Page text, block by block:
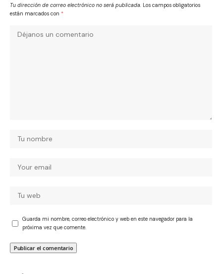
Tu dirección de correo electrónico no será publicada. Los campos obligatorios
están marcados con *
Guarda mi nombre, correo electrónico y web en este navegador para la
próxima vez que comente.